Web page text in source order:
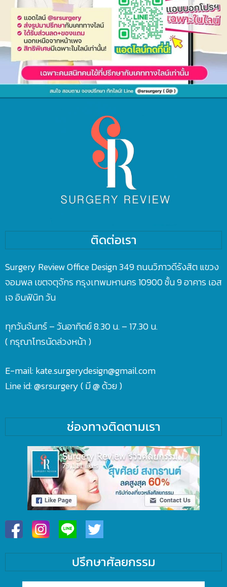
ติดต่อเรา
Surgery Review Office Design 349 ถนนวิภาวดีรังสิต แขวง
จอมพล เขตจตุจักร กรุงเทพมหานคร 10900 ชั้น 9 อาคาร เอส
เจ อินฟินิท วัน
ทุกวันจันทร์ – วันอาทิตย์ 8.30 น. – 17.30 น.
( กรุณาโทรนัดล่วงหน้า )
E-mail: kate.surgerydesign@gmail.com
Line id:@srsurgery( มี @ ด้วย )
ช่องทางติดตามเรา
ปรึกษาศัลยกรรม